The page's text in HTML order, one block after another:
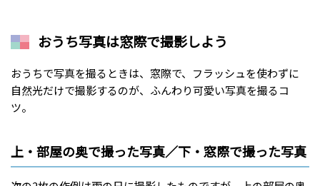
おうち写真は窓際で撮影しよう
おうちで写真を撮るときは、窓際で、フラッシュを使わずに
自然光だけで撮影するのが、ふんわり可愛い写真を撮るコ
ツ。
上・部屋の奥で撮った写真／下・窓際で撮った写真